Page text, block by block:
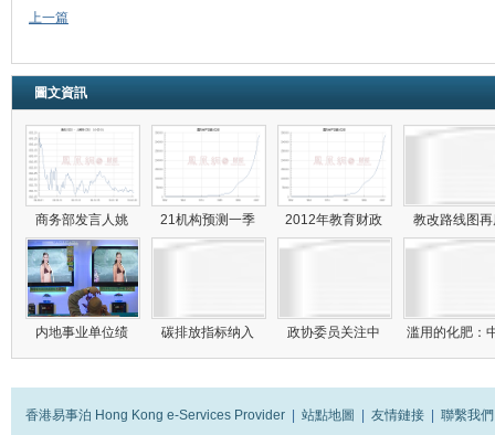
上一篇
圖文資訊
商务部发言人姚 21机构预测一季 2012年教育财政 教改路线图
内地事业单位绩 碳排放指标纳入 政协委员关注中 滥用的化肥：
香港易事泊 Hong Kong e-Services Provider 站點地圖 友情鏈接 聯繫我們